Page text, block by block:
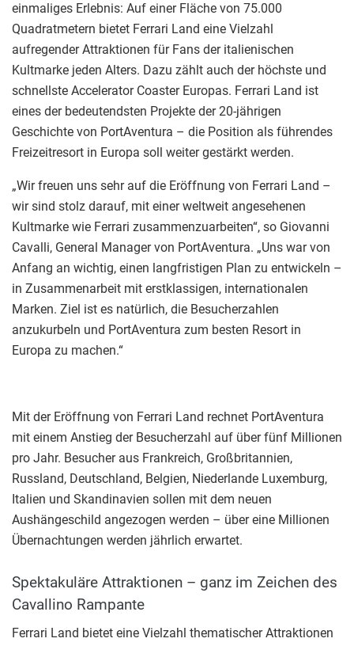
einmaliges Erlebnis: Auf einer Fläche von 75.000
Quadratmetern bietet Ferrari Land eine Vielzahl
aufregender Attraktionen für Fans der italienischen
Kultmarke jeden Alters. Dazu zählt auch der höchste und
schnellste Accelerator Coaster Europas. Ferrari Land ist
eines der bedeutendsten Projekte der 20-jährigen
Geschichte von PortAventura – die Position als führendes
Freizeitresort in Europa soll weiter gestärkt werden.
„Wir freuen uns sehr auf die Eröffnung von Ferrari Land –
wir sind stolz darauf, mit einer weltweit angesehenen
Kultmarke wie Ferrari zusammenzuarbeiten“, so Giovanni
Cavalli, General Manager von PortAventura. „Uns war von
Anfang an wichtig, einen langfristigen Plan zu entwickeln –
in Zusammenarbeit mit erstklassigen, internationalen
Marken. Ziel ist es natürlich, die Besucherzahlen
anzukurbeln und PortAventura zum besten Resort in
Europa zu machen.“
Mit der Eröffnung von Ferrari Land rechnet PortAventura
mit einem Anstieg der Besucherzahl auf über fünf Millionen
pro Jahr. Besucher aus Frankreich, Großbritannien,
Russland, Deutschland, Belgien, Niederlande Luxemburg,
Italien und Skandinavien sollen mit dem neuen
Aushängeschild angezogen werden – über eine Millionen
Übernachtungen werden jährlich erwartet.
Spektakuläre Attraktionen – ganz im Zeichen des
Cavallino Rampante
Ferrari Land bietet eine Vielzahl thematischer Attraktionen